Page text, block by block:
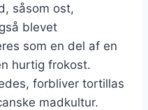
såsom ost,
blevet
som en del af en
hurtig frokost.
forbliver tortillas
madkultur.